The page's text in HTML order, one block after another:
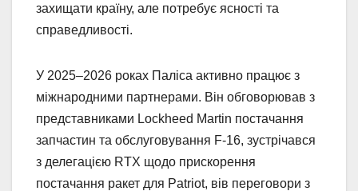
захищати країну, але потребує ясності та
справедливості.
У 2025–2026 роках Паліса активно працює з
міжнародними партнерами. Він обговорював з
представниками Lockheed Martin постачання
запчастин та обслуговування F-16, зустрічався
з делегацією RTX щодо прискорення
постачання ракет для Patriot, вів переговори з